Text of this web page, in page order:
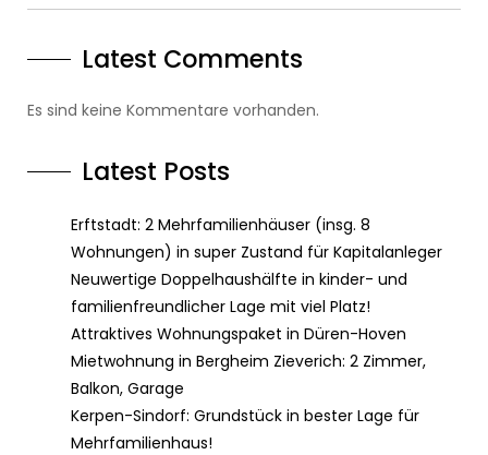
Latest Comments
Es sind keine Kommentare vorhanden.
Latest Posts
Erftstadt: 2 Mehrfamilienhäuser (insg. 8
Wohnungen) in super Zustand für Kapitalanleger
Neuwertige Doppelhaushälfte in kinder- und
familienfreundlicher Lage mit viel Platz!
Attraktives Wohnungspaket in Düren-Hoven
Mietwohnung in Bergheim Zieverich: 2 Zimmer,
Balkon, Garage
Kerpen-Sindorf: Grundstück in bester Lage für
Mehrfamilienhaus!